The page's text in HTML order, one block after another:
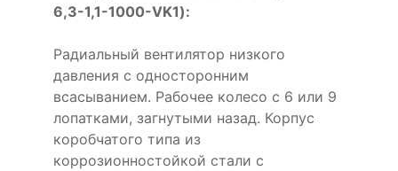
6,3-1,1-1000-VK1):
Радиальный вентилятор низкого
давления с односторонним
всасыванием. Рабочее колесо с 6 или 9
лопатками, загнутыми назад. Корпус
коробчатого типа из
коррозионностойкой стали с